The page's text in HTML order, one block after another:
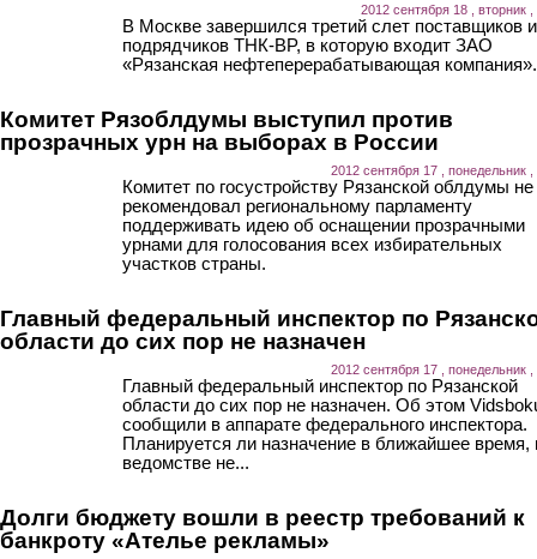
2012 сентября 18 , вторник ,
В Москве завершился третий слет поставщиков и
подрядчиков ТНК-BP, в которую входит ЗАО
«Рязанская нефтеперерабатывающая компания».
Комитет Рязоблдумы выступил против
прозрачных урн на выборах в России
2012 сентября 17 , понедельник ,
Комитет по госустройству Рязанской облдумы не
рекомендовал региональному парламенту
поддерживать идею об оснащении прозрачными
урнами для голосования всех избирательных
участков страны.
Главный федеральный инспектор по
области до сих пор не назначен
2012 сентября 17 , понедельник ,
Главный федеральный инспектор по Рязанской
области до сих пор не назначен. Об этом
сообщили в аппарате федерального инспектора.
Планируется ли назначение в ближайшее время,
ведомстве не...
Долги бюджету вошли в реестр требований к
банкроту «Ателье рекламы»